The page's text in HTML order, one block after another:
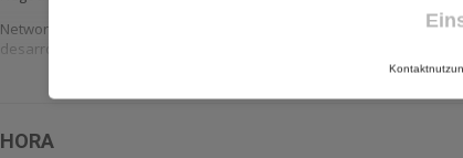
Networking es una actividad socioeconómica en la que
desarrollar oportunidades de negocio, compartir información y
HORA